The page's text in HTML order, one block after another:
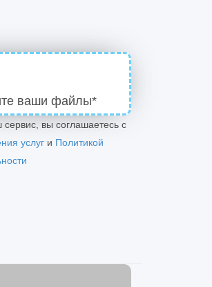
ваши файлы*
вы соглашаетесь с
услуг и Политикой